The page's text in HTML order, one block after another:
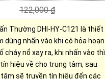
122,000 ₫
Thường DHI-HY-C121 là thiết
dùng nhấn vào khi có hỏa hoạn
cháy nổ xay ra, khi nhấn vào thì
hiệu về cho trung tâm, sau
sẽ truyền tín hiệu đến các